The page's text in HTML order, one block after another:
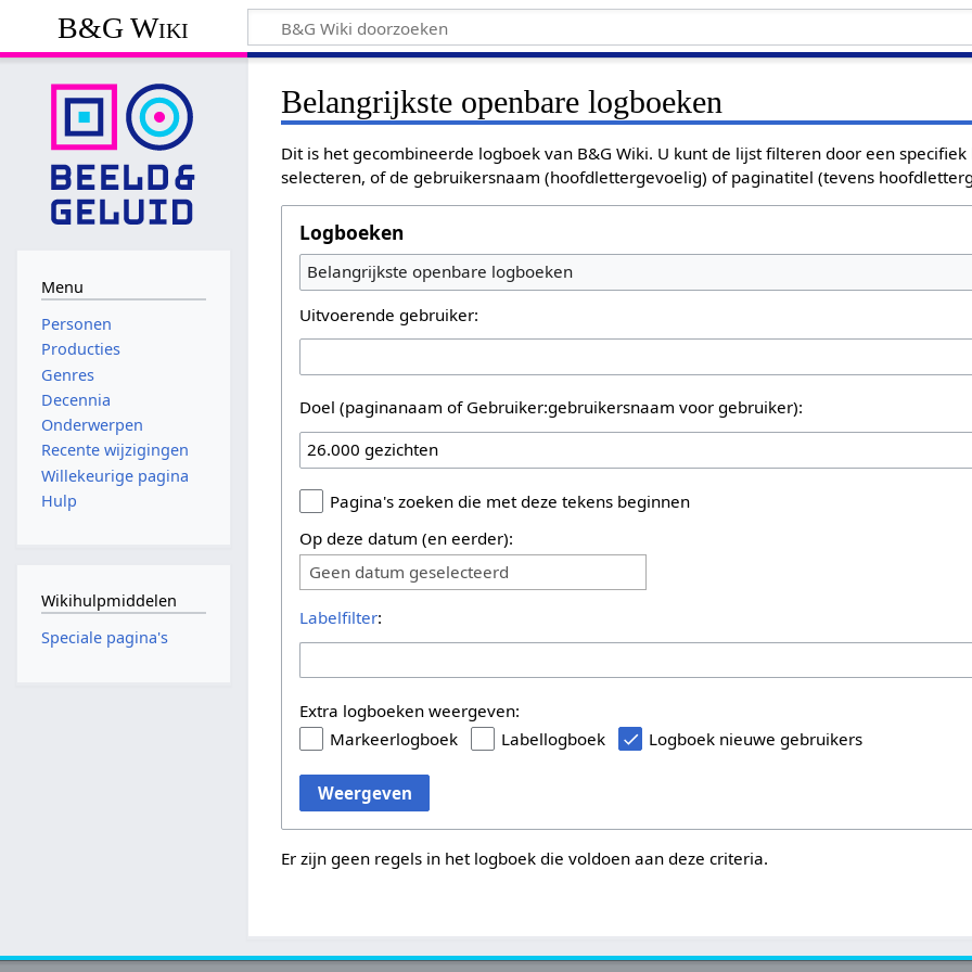
B&G Wiki
Belangrijkste openbare logboeken
Dit is het gecombineerde logboek van B&G Wiki. U kunt de lijst filteren door een
selecteren, of de gebruikersnaam (hoofdlettergevoelig) of paginatitel (tevens
Logboeken
Belangrijkste openbare logboeken
Uitvoerende gebruiker:
Doel (paginanaam of Gebruiker:gebruikersnaam voor gebruiker):
Pagina's zoeken die met deze tekens beginnen
Op deze datum (en eerder):
Geen datum geselecteerd
Labelfilter:
Extra logboeken weergeven:
Markeerlogboek
Labellogboek Logboek nieuwe gebruikers
Weergeven
Er zijn geen regels in het logboek die voldoen aan deze criteria.
Menu
Personen
Producties
Genres
Decennia
Onderwerpen
Recente wijzigingen
Willekeurige pagina
Hulp
Wikihulpmiddelen
Speciale pagina's